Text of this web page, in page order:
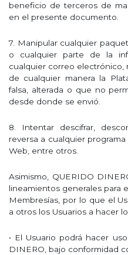
beneficio de terceros de
en el presente documento.
7. Manipular cualquier
o cualquier parte de la
cualquier correo
de cualquier manera la
falsa, alterada o que no
desde donde se envió.
8. Intentar descifrar,
reversa a cualquier
Web, entre otros.
Asimismo, QUERIDO
lineamientos generales para
Membresías, por lo que el
a otros los Usuarios a hacer
• El Usuario podrá hacer
DINERO, bajo conformidad